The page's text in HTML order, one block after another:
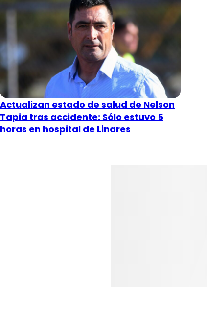
Actualizan estado de salud de Nelson
Tapia tras accidente: Sólo estuvo 5
horas en hospital de Linares